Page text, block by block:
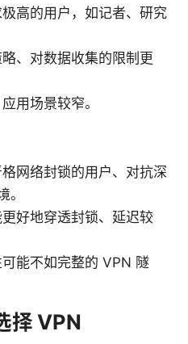
高的用户，如记者、研究
、对数据收集的限制更
用场景较窄。
网络封锁的用户、对抗深
。
好地穿透封锁、延迟较
能不如完整的 VPN 隧
择 VPN